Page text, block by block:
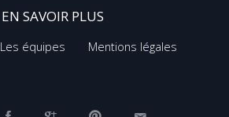
EN SAVOIR PLUS
Les équipes Mentions légales